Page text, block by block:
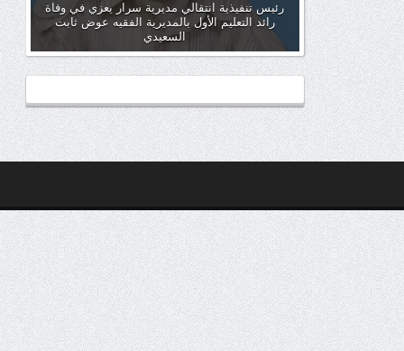
رئيس تنفيذية انتقالي مديرية سرار يعزي في وفاة
رائد التعليم الأول بالمديرية الفقيه عوض ثابت
السعيدي